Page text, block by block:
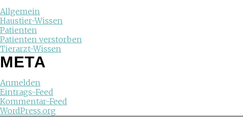
Allgemein
Haustier-Wissen
Patienten
Patienten verstorben
Tierarzt-Wissen
META
Anmelden
Eintrags-Feed
Kommentar-Feed
WordPress.org